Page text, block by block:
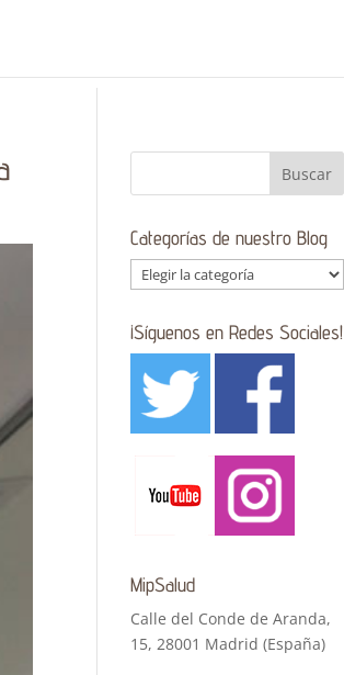
Categorías de nuestro Blog
Categorías
de
nuestro
Blog
¡Síguenos en Redes Sociales!
MipSalud
Calle del Conde de Aranda,
15, 28001 Madrid (España)